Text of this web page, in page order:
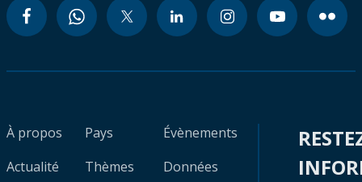
À propos
Actualité
Pays
Thèmes
Évènements
Données